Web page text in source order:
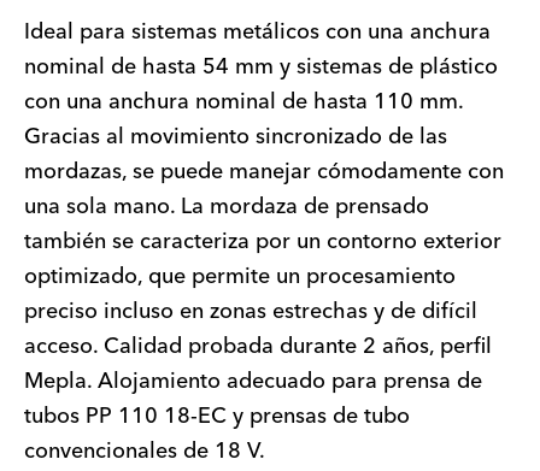
Ideal para sistemas metálicos con una anchura
nominal de hasta 54 mm y sistemas de plástico
con una anchura nominal de hasta 110 mm.
Gracias al movimiento sincronizado de las
mordazas, se puede manejar cómodamente con
una sola mano. La mordaza de prensado
también se caracteriza por un contorno exterior
optimizado, que permite un procesamiento
preciso incluso en zonas estrechas y de difícil
acceso. Calidad probada durante 2 años, perfil
Mepla. Alojamiento adecuado para prensa de
tubos PP 110 18-EC y prensas de tubo
convencionales de 18 V.